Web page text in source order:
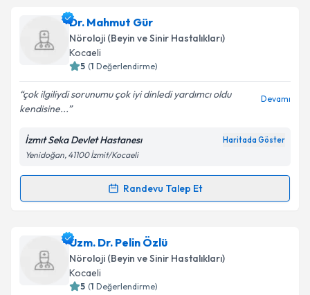
kapsamda işlenmesini kabul ediyorum.
Uzm. Dr. Tülay Yılmaziçin randevu takvimi talebi
oluşturun. Size bu uzmandan randevu almanız için bir
takvim hazırlandığında e-posta ile bilgilendireceğiz.
Kişisel verilerimin işlenmesine ilişkin
Aydınlatma
Metni'ni okudum ve kişisel verilerimin belirtilen
kapsamda işlenmesini kabul ediyorum.
Dr. Mahmut Gür
Nöroloji (Beyin ve Sinir Hastalıkları)
Kocaeli
5 (1 Değerlendirme)
çok ilgiliydi sorunumu çok iyi dinledi yardımcı oldu
kendisine...
Devamı
İzmıt Seka Devlet Hastanesı Haritada Göster
Yenidoğan, 41100 İzmit/Kocaeli
Randevu Talep Et
Randevu Takvimi Talebi
Dr. Mahmut Güriçin randevu takvimi talebi oluşturun.
Size bu uzmandan randevu almanız için bir takvim
hazırlandığında e-posta ile bilgilendireceğiz.
Uzm. Dr. Pelin Özlü
Nöroloji (Beyin ve Sinir Hastalıkları)
Kocaeli
5 (1 Değerlendirme)